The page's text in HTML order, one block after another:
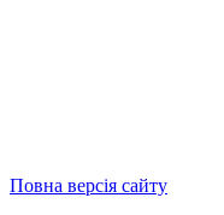
Повна версія сайту